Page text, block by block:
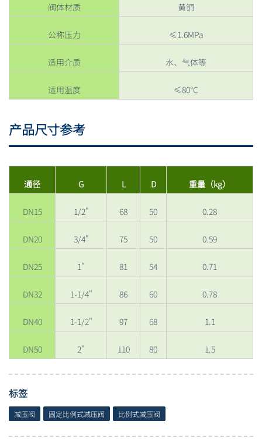
阀体材质 黄铜
公称压力 ≤1.6MPa
适用介质 水、气体等
适用温度 ≤80℃
产品尺寸参考
通径 G L D 重量（kg）
DN15 1/2" 68 50 0.28
DN20 3/4" 75 50 0.59
DN25 1" 81 54 0.71
DN32 1-1/4" 86 60 0.78
DN40 1-1/2" 97 68 1.1
DN50 2" 110 80 1.5
标签
减压阀 固定比例式减压阀 比例式减压阀